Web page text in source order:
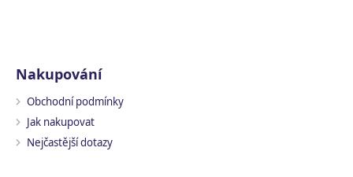
Nakupování
Obchodní podmínky
Jak nakupovat
Nejčastější dotazy